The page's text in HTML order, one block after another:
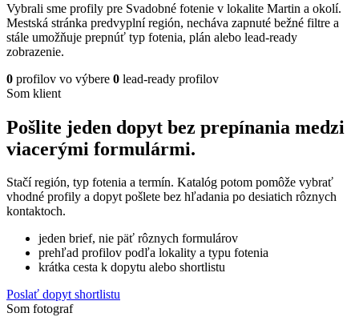
Vybrali sme profily pre Svadobné fotenie v lokalite Martin a okolí.
Mestská stránka predvyplní región, necháva zapnuté bežné filtre a
stále umožňuje prepnúť typ fotenia, plán alebo lead-ready
zobrazenie.
0 profilov vo výbere 0 lead-ready profilov
Som klient
Pošlite jeden dopyt bez prepínania medzi
viacerými formulármi.
Stačí región, typ fotenia a termín. Katalóg potom pomôže vybrať
vhodné profily a dopyt pošlete bez hľadania po desiatich rôznych
kontaktoch.
jeden brief, nie päť rôznych formulárov
prehľad profilov podľa lokality a typu fotenia
krátka cesta k dopytu alebo shortlistu
Poslať dopyt shortlistu
Som fotograf